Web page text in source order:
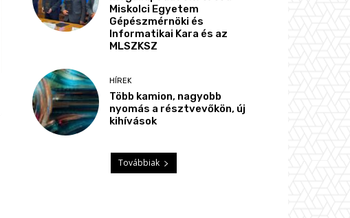
Miskolci Egyetem
Gépészmérnöki és
Informatikai Kara és az
MLSZKSZ
HÍREK
Több kamion, nagyobb
nyomás a résztvevőkön, új
kihívások
Továbbiak